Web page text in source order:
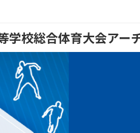
学校総合体育大会ア